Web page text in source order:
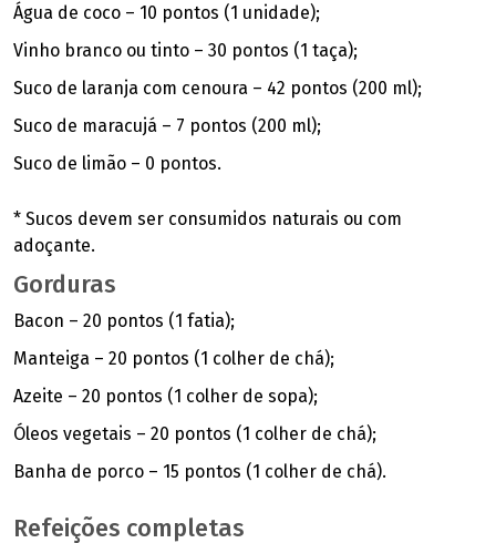
Água de coco – 10 pontos (1 unidade);
Vinho branco ou tinto – 30 pontos (1 taça);
Suco de laranja com cenoura – 42 pontos (200 ml);
Suco de maracujá – 7 pontos (200 ml);
Suco de limão – 0 pontos.
* Sucos devem ser consumidos naturais ou com
adoçante.
Gorduras
Bacon – 20 pontos (1 fatia);
Manteiga – 20 pontos (1 colher de chá);
Azeite – 20 pontos (1 colher de sopa);
Óleos vegetais – 20 pontos (1 colher de chá);
Banha de porco – 15 pontos (1 colher de chá).
Refeições completas